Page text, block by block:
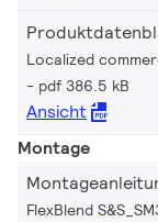
Localized
pdf 386.5 kB
Ansicht
Montage
FlexBlend